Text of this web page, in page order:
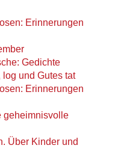
Erinnerungen
Gedichte
und Gutes tat
Erinnerungen
geheimnisvolle
Über Kinder und